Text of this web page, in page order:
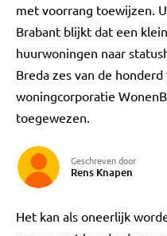
met voorrang toewijzen.
Brabant blijkt dat een
huurwoningen naar
Breda zes van de
woningcorporatie
toegewezen.
Geschreven door
Rens Knapen
Het kan als oneerlijk